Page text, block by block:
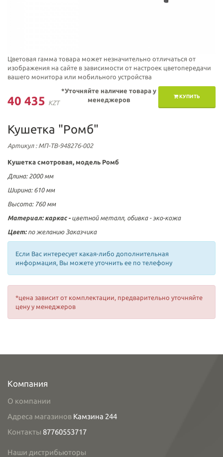
Цветовая гамма товара может незначительно отличаться от
изображения на сайте в зависимости от настроек цветопередачи
вашего монитора или мобильного устройства
40 435 KZT
КУПИТЬ
*Уточняйте наличие товара у
менеджеров
Кушетка "Ромб"
Артикул: МП-ТВ-948276-002
Кушетка смотровая, модель Ромб
Длина: 2000 мм
Ширина: 610 мм
Высота: 760 мм
Материал: каркас - цветной металл, обивка - эко-кожа
Цвет: по желанию Заказчика
Если Вас интересует какая-либо дополнительная
информация, Вы можете уточнить ее по телефону
*цена зависит от комплектации, предварительно уточняйте
цену у менеджеров
Компания
О компании
Адреса магазинов Камзина 244
Контакты 87760553717
Наши дистрибьюторы